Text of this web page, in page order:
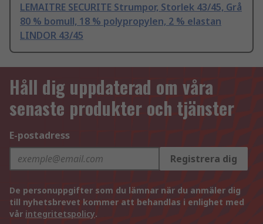
LEMAITRE SECURITE Strumpor, Storlek 43/45, Grå
80 % bomull, 18 % polypropylen, 2 % elastan
LINDOR 43/45
Håll dig uppdaterad om våra
senaste produkter och tjänster
E-postadress
Registrera dig
De personuppgifter som du lämnar när du anmäler dig
till nyhetsbrevet kommer att behandlas i enlighet med
vår integritetspolicy.